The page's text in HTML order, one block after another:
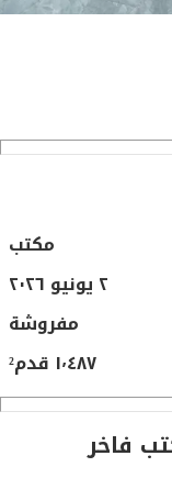
مكتب
٢ يونيو ٢٠٢٦
مفروشة
١٬٤٨٧ قدم²
فاخر